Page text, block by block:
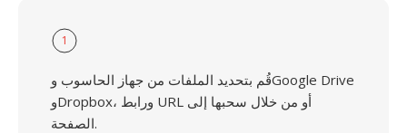
1
قُم بتحديد الملفات من جهاز الحاسوب وGoogle Drive
وDropbox، ورابط URL أو من خلال سحبها إلى
الصفحة.